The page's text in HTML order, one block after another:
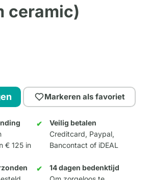
ceramic)
Markeren als favoriet
€ 125 in
Veilig betalen
Creditcard, Paypal,
Bancontact of iDEAL
14 dagen bedenktijd